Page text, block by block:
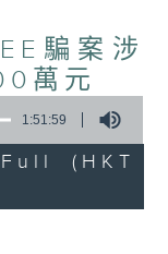
騙案涉
萬元
1:51:59
(HKT